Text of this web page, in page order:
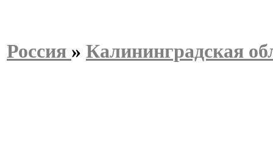
Россия » Калининградская